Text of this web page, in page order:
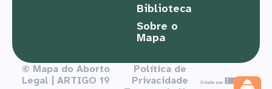
Biblioteca
Sobre o
Mapa
© Mapa do Aborto
Legal | ARTIGO 19
Política de
Privacidade